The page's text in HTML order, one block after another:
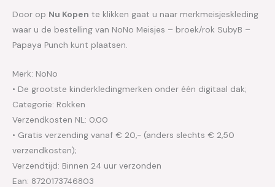
Door op Nu Kopen te klikken gaat u naar merkmeisjeskleding
waar u de bestelling van NoNo Meisjes – broek/rok SubyB –
Papaya Punch kunt plaatsen.
Merk: NoNo
• De grootste kinderkledingmerken onder één digitaal dak;
Categorie: Rokken
Verzendkosten NL: 0.00
• Gratis verzending vanaf € 20,- (anders slechts € 2,50
verzendkosten);
Verzendtijd: Binnen 24 uur verzonden
Ean: 8720173746803